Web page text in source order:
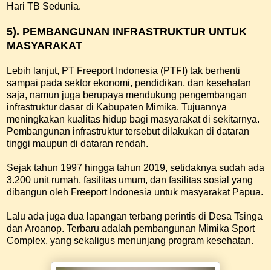
Hari TB Sedunia.
5). PEMBANGUNAN INFRASTRUKTUR UNTUK
MASYARAKAT
Lebih lanjut, PT Freeport Indonesia (PTFI) tak berhenti
sampai pada sektor ekonomi, pendidikan, dan kesehatan
saja, namun juga berupaya mendukung pengembangan
infrastruktur dasar di Kabupaten Mimika. Tujuannya
meningkakan kualitas hidup bagi masyarakat di sekitarnya.
Pembangunan infrastruktur tersebut dilakukan di dataran
tinggi maupun di dataran rendah.
Sejak tahun 1997 hingga tahun 2019, setidaknya sudah ada
3.200 unit rumah, fasilitas umum, dan fasilitas sosial yang
dibangun oleh Freeport Indonesia untuk masyarakat Papua.
Lalu ada juga dua lapangan terbang perintis di Desa Tsinga
dan Aroanop. Terbaru adalah pembangunan Mimika Sport
Complex, yang sekaligus menunjang program kesehatan.